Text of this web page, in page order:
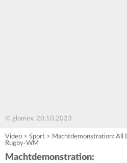
© glomex, 20.10.2023
Video > Sport > Machtdemonstration: All
Rugby-WM
Machtdemonstration: